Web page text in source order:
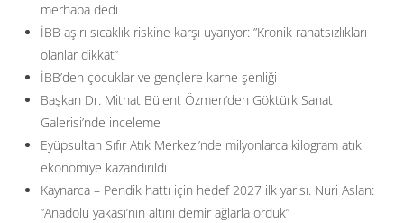
merhaba dedi
İBB aşırı sıcaklık riskine karşı uyarıyor: ”Kronik rahatsızlıkları
olanlar dikkat”
İBB’den çocuklar ve gençlere karne şenliği
Başkan Dr. Mithat Bülent Özmen’den Göktürk Sanat
Galerisi’nde inceleme
Eyüpsultan Sıfır Atık Merkezi’nde milyonlarca kilogram atık
ekonomiye kazandırıldı
Kaynarca – Pendik hattı için hedef 2027 ilk yarısı. Nuri Aslan:
”Anadolu yakası’nın altını demir ağlarla ördük”